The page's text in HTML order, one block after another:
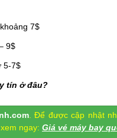
7$
9$
5-7$
tín ở đâu?
. Để được cập nhật
ngay: Giá vé máy bay